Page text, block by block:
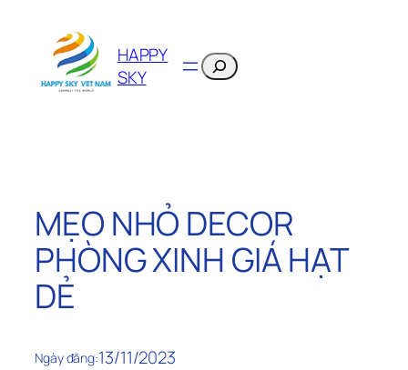
HAPPY
SKY
Search
MẸO NHỎ DECOR
PHÒNG XINH GIÁ HẠT
DẺ
Ngày đăng:13/11/2023